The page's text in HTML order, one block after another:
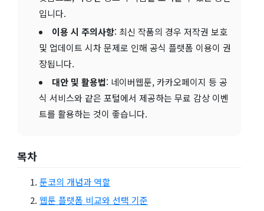
입니다.
이용 시 주의사항: 최신 작품의 경우 저작권 보호
및 업데이트 시차 문제로 인해 공식 플랫폼 이용이 권
장됩니다.
대안 및 활용법: 네이버웹툰, 카카오페이지 등 공
식 서비스와 같은 포털에서 제공하는 무료 감상 이벤
트를 활용하는 것이 좋습니다.
목차
툰코의 개념과 역할
웹툰 플랫폼 비교와 선택 기준